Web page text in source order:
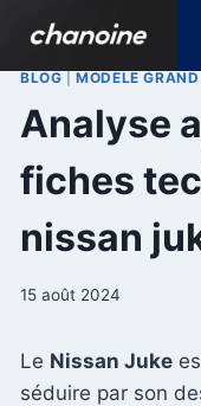
contenu
BLOG |MODELE
Analyse
fiches
nissan
15 août 2024
Le Nissan Juke
séduire par son